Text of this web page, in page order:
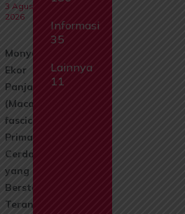
3 Agustus
2026
Monyet
Ekor
Panjang
(Macaca
fascicularis):
Primata
Cerdas
yang Kini
Berstatus
Terancam
Informasi
35
Lainnya
11